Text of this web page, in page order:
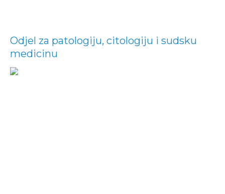
Odjel za patologiju, citologiju i sudsku
medicinu